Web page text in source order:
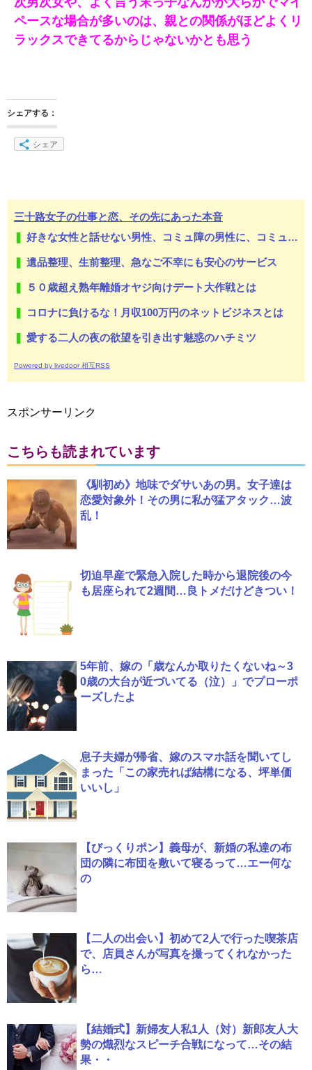
ペースな場合が多いのは、親との関係がほどよくリ
ラックスできてるからじゃないかとも思う
シェアする：
シェア
三十路女子の仕事と恋、その先にあった本音
好きな女性と話せない男性、コミュ障の男性に、コミュ力向上セラピー講座
遺品整理、生前整理、急なご不幸にも安心のサービス
５０歳超え熟年離婚オヤジ向けデート大作戦とは
コロナに負けるな！月収100万円のネットビジネスとは
愛する二人の夜の欲望を引き出す魅惑のハチミツ
Powered by livedoor 相互RSS
スポンサーリンク
こちらも読まれています
《馴初め》地味でダサいあの男。女子達は
恋愛対象外！その男に私が猛アタック…波
乱！
切迫早産で緊急入院した時から退院後の今
も居座られて2週間…良トメだけどきつい！
5年前、嫁の「歳なんか取りたくないね～3
0歳の大台が近づいてる（泣）」でプローポ
ーズしたよ
息子夫婦が帰省、嫁のスマホ話を聞いてし
まった「この家売れば結構になる、坪単価
いいし」
【びっくりポン】義母が、新婚の私達の布
団の隣に布団を敷いて寝るって…エー何な
の
【二人の出会い】初めて2人で行った喫茶店
で、店員さんが写真を撮ってくれなかった
ら…
【結婚式】新婦友人私1人（対）新郎友人大
勢の熾烈なスピーチ合戦になって…その結
果・・